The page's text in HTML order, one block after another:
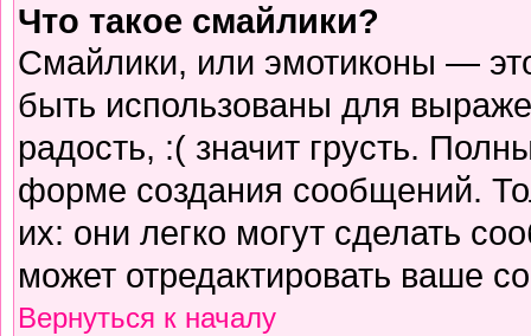
Что такое смайлики?
Смайлики, или эмотиконы —
быть использованы для
радость, :( значит грусть.
форме создания сообщений.
их: они легко могут сделать
может отредактировать ваше
Вернуться к началу